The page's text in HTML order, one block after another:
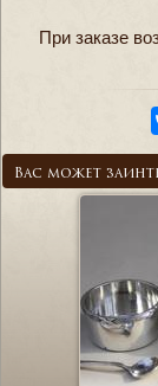
При заказе
Вас может